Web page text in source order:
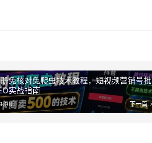
免核对免爬虫技术教程，短视频营销号批
实战指南
下一篇